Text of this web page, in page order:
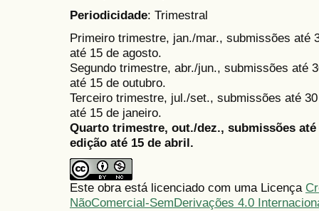
Periodicidade: Trimestral
Primeiro trimestre, jan./mar., submissões até
até 15 de agosto.
Segundo trimestre, abr./jun., submissões até
até 15 de outubro.
Terceiro trimestre, jul./set., submissões até
até 15 de janeiro.
Quarto trimestre, out./dez., submissões
edição até 15 de abril.
Este obra está licenciado com uma Licença
NãoComercial-SemDerivações 4.0